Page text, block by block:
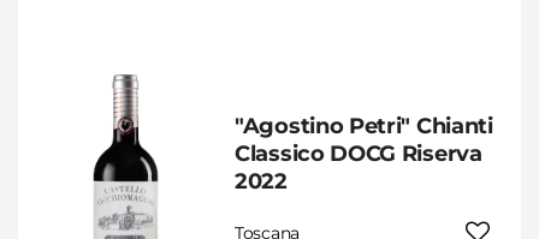
"Agostino Petri" Chianti
Classico DOCG Riserva
2022
Toscana